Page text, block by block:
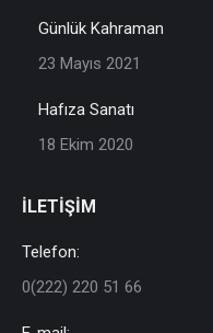
Günlük Kahraman
23 Mayıs 2021
Hafıza Sanatı
18 Ekim 2020
İLETİŞİM
Telefon:
0(222) 220 51 66